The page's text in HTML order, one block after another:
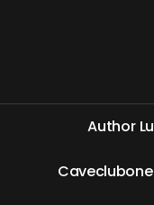
Author Lu
Caveclubone